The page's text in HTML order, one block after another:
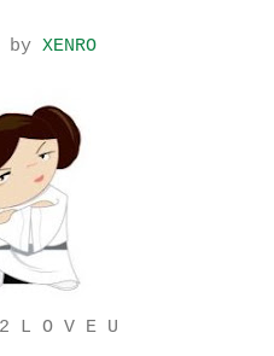
by XENRO
L O V E U